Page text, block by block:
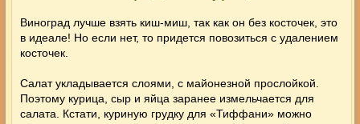
Виноград лучше взять киш-миш, так как он без косточек, это
в идеале! Но если нет, то придется повозиться с удалением
косточек.
Салат укладывается слоями, с майонезной прослойкой.
Поэтому курица, сыр и яйца заранее измельчается для
салата. Кстати, куриную грудку для «Тиффани» можно